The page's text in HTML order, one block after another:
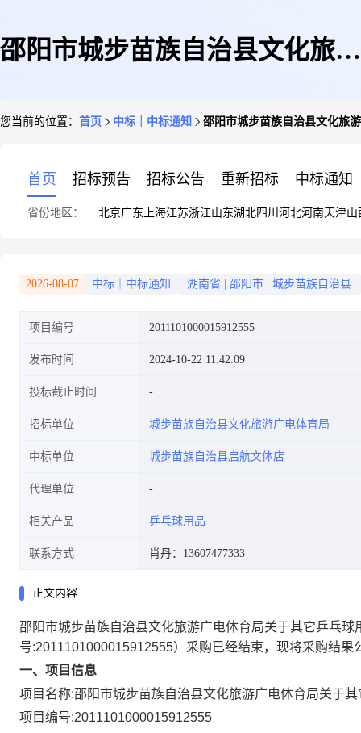
邵阳市城步苗族自治县文化旅游
您当前的位置： 首页 中标｜中标通知 邵阳市城步苗族自治县文化旅
首页 招标预告 招标公告 重新招标 中标通知
省份地区： 北京广东 上海江苏浙江山东湖北四川 河北河南天津山
2026-08-07 中标｜中标通知 湖南省 邵阳市 城步苗族自治县
项目编号 2011101000015912555
发布时间 2024-10-22 11:42:09
投标截止时间
招标单位 城步苗族自治县文化旅游广电体育局
中标单位 城步苗族自治县启航文体店
代理单位
相关产品 乒乓球用品
联系方式 肖丹：13607477333
正文内容
邵阳市城步苗族自治县文化旅游广电体育局关于其它乒乓球
号:2011101000015912555）采购已经结束，现将采购结果
一、项目信息
项目名称:邵阳市城步苗族自治县文化旅游广电体育局关于
项目编号:2011101000015912555